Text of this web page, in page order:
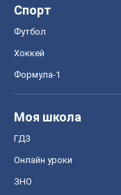
Спорт
Футбол
Хоккей
Формула-1
Моя школа
ГДЗ
Онлайн уроки
ЗНО